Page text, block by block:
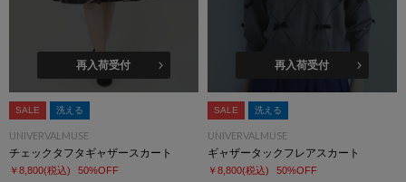
再入荷受付
SALE 洗える
UNIVERVALMUSE
チェックタフタギャザースカート
￥8,800(税込) 50%OFF
再入荷受付
SALE 洗える
UNIVERVALMUSE
ギャザータックフレアスカート
￥8,800(税込) 50%OFF